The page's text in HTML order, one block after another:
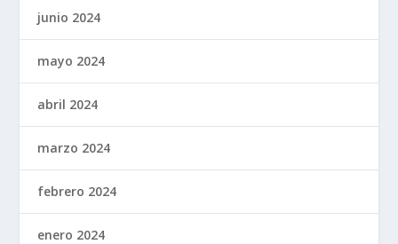
junio 2024
mayo 2024
abril 2024
marzo 2024
febrero 2024
enero 2024